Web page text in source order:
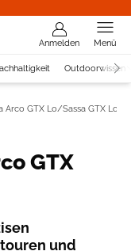
Anmelden Menü
Outdoorwissen
Arco GTX Lo/Sassa GTX Lo
GTX
und